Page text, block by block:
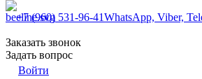
+7 (960) 531-96-41WhatsApp, Viber,
Заказать звонок
Задать вопрос
Войти